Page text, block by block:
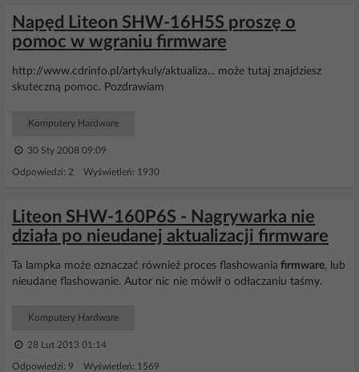
Napęd Liteon SHW-16H5S proszę o
pomoc w wgraniu firmware
http://www.cdrinfo.pl/artykuly/aktualiza... może tutaj znajdziesz
skuteczną pomoc. Pozdrawiam
Komputery Hardware
30 Sty 2008 09:09
Odpowiedzi: 2 Wyświetleń: 1930
Liteon SHW-160P6S - Nagrywarka nie
działa po nieudanej aktualizacji firmware
Ta lampka może oznaczać również proces flashowania firmware, lub
nieudane flashowanie. Autor nic nie mówił o odłaczaniu taśmy.
Komputery Hardware
28 Lut 2013 01:14
Odpowiedzi: 9 Wyświetleń: 1569